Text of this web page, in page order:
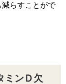
らすことがで
ミンＤ欠